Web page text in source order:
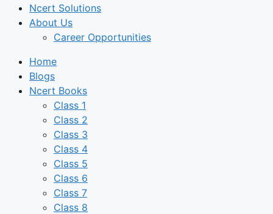
Ncert Solutions
About Us
Career Opportunities
Home
Blogs
Ncert Books
Class 1
Class 2
Class 3
Class 4
Class 5
Class 6
Class 7
Class 8